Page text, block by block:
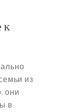
из
они
в